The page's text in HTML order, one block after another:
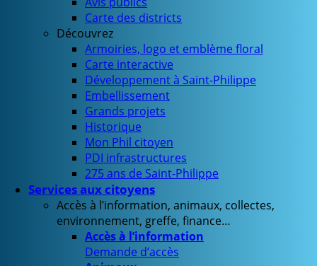
Carte des districts
Découvrez
Armoiries, logo et emblème floral
Carte interactive
Développement à Saint-Philippe
Embellissement
Grands projets
Historique
Mon Phil citoyen
PDI infrastructures
275 ans de Saint-Philippe
Services aux citoyens
Accès à l’information, animaux, collectes,
environnement, greffe, finance…
Accès à l’information
Demande d’accès